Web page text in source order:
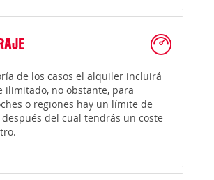
de los casos el alquiler incluirá
ilimitado, no obstante, para
o regiones hay un límite de
del cual tendrás un coste